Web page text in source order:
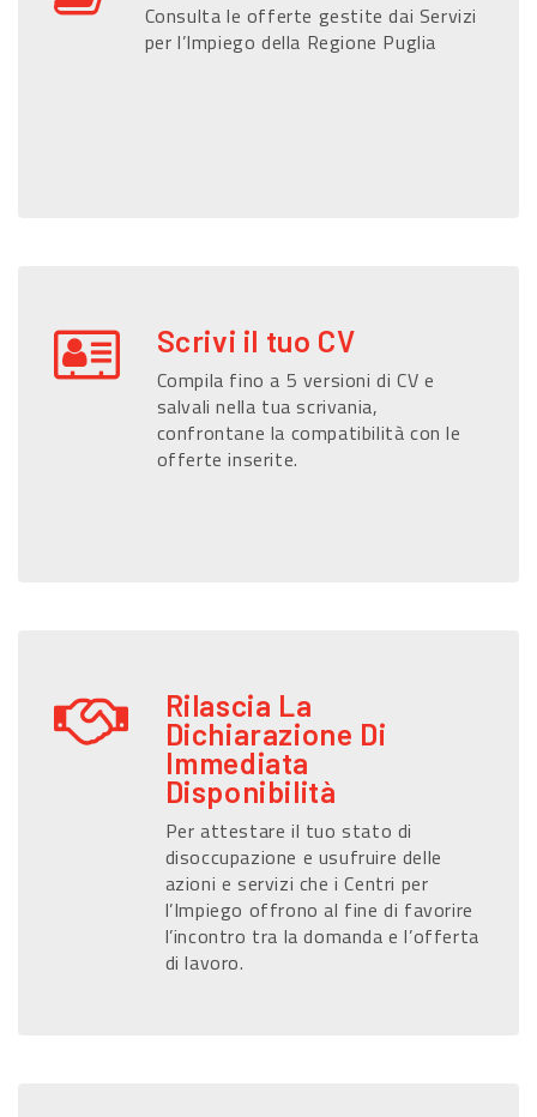
Consulta le offerte gestite dai Servizi
per l’Impiego della Regione Puglia
Scrivi il tuo CV
Compila fino a 5 versioni di CV e
salvali nella tua scrivania,
confrontane la compatibilità con le
offerte inserite.
Rilascia La
Dichiarazione Di
Immediata
Disponibilità
Per attestare il tuo stato di
disoccupazione e usufruire delle
azioni e servizi che i Centri per
l’Impiego offrono al fine di favorire
l’incontro tra la domanda e l’offerta
di lavoro.